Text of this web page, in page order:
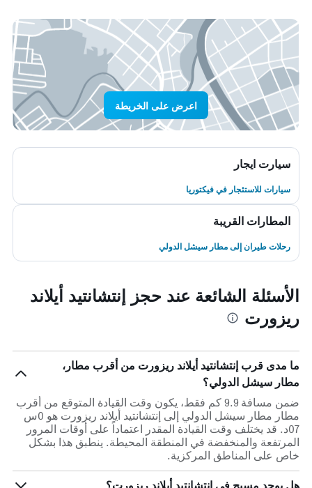
اعرض على الخريطة
سيارت ايجار
سيارات للاستئجار في فيكتوريا
المطارات القريبة
رحلات طيران إلى مطار سيشل الدولي
الأسئلة الشائعة عند حجز إنتشانتيد أيلاند
ريزورت
ما مدى قرب إنتشانتيد أيلاند ريزورت من أقرب مطار،
مطار سيشل الدولي؟
ضمن مسافة 9.9 كم فقط، يكون وقت القيادة المتوقع من أقرب
مطار مطار سيشل الدولي إلى إنتشانتيد أيلاند ريزورت هو 0س
07د. قد يختلف وقت القيادة المقدر اعتماداً على أوقات المرور
المرتفعة والمنخفضة في المنطقة المحيطة. ينطبق هذا بشكل
خاص على المناطق المركزية.
هل يوجد مسبح في إنتشانتيد أيلاند ريزورت؟